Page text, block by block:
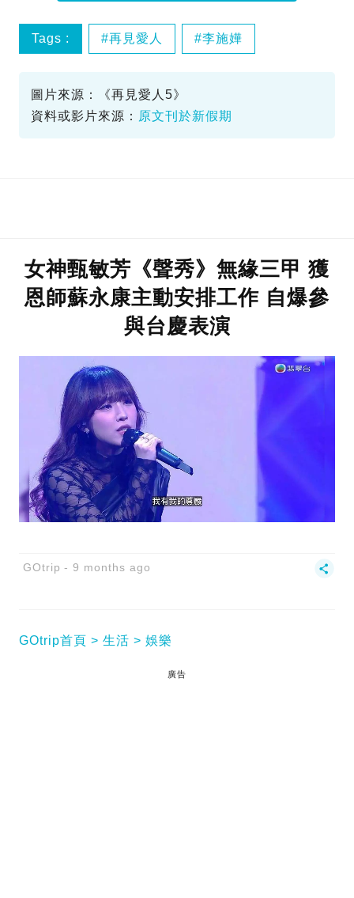
Tags : 再見愛人 李施嬅
圖片來源：《再見愛人5》
資料或影片來源： 原文刊於新假期
女神甄敏芳《聲秀》無緣三甲 獲
恩師蘇永康主動安排工作 自爆參
與台慶表演
GOtrip 9 months ago
GOtrip首頁 生活 娛樂
廣告